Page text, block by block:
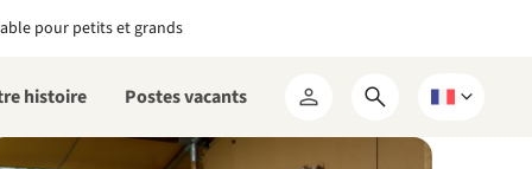
pour petits et grands
histoire Postes vacants
Mon
RCN
Ouvrir
le
formulaire
Choisissez
langue